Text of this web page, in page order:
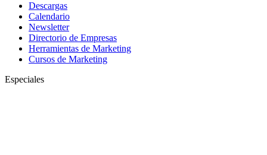
Descargas
Calendario
Newsletter
Directorio de Empresas
Herramientas de Marketing
Cursos de Marketing
Especiales